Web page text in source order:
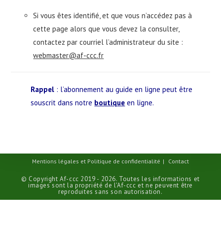
Si vous êtes identifié, et que vous n’accédez pas à
cette page alors que vous devez la consulter,
contactez par courriel l’administrateur du site :
webmaster@af-ccc.fr
Rappel : l’abonnement au guide en ligne peut être
souscrit dans notre boutique en ligne.
Mentions légales et Politique de confidentialité Contact
© Copyright Af-ccc 2019 - 2026. Toutes les informations et
images sont la propriété de l'Af-ccc et ne peuvent être
reproduites sans son autorisation.